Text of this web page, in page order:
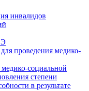
инвалидов
проведения медико-
социальной
степени
в результате